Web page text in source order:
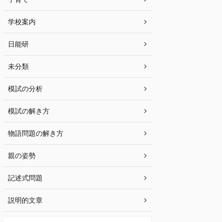
学校案内
日能研
未分類
模試の分析
模試の解き方
物語問題の解き方
親の姿勢
記述式問題
説明的文章